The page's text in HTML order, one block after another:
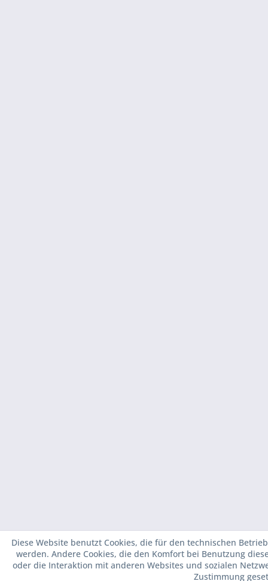
Diese Website benutzt Cookies, die für den technischen
werden. Andere Cookies, die den Komfort bei Benutzung
oder die Interaktion mit anderen Websites und sozialen
Zustimmung